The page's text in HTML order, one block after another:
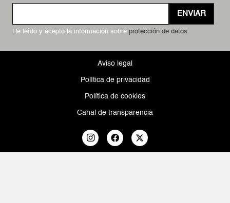
ENVIAR
He leído y acepto la información sobre protección de datos.
Aviso legal
Política de privacidad
Política de cookies
Canal de transparencia